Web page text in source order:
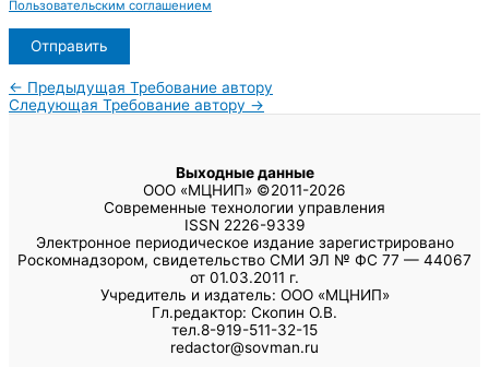
Пользовательским соглашением
← Предыдущая Требование автору
Следующая Требование автору →
Выходные данные
ООО «МЦНИП» ©2011-2026
Современные технологии управления
ISSN 2226-9339
Электронное периодическое издание зарегистрировано
Роскомнадзором, свидетельство СМИ ЭЛ № ФС 77 — 44067
от 01.03.2011 г.
Учредитель и издатель: ООО «МЦНИП»
Гл.редактор: Скопин О.В.
тел.8-919-511-32-15
redactor@sovman.ru